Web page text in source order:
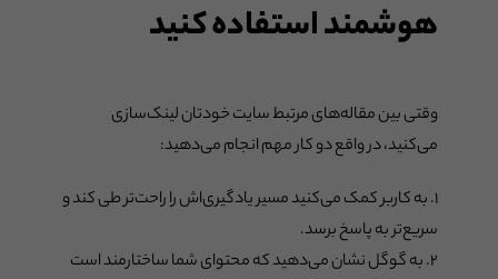
هوشمند استفاده کنید
وقتی بین مقاله‌های مرتبط سایت خودتان لینک‌سازی
می‌کنید، در واقع دو کار مهم انجام می‌دهید:
۱. به کاربر کمک می‌کنید مسیر یادگیری‌اش را راحت‌تر طی کند و
سریع‌تر به پاسخ برسد.
۲. به گوگل نشان می‌دهید که محتوای شما ساختارمند است